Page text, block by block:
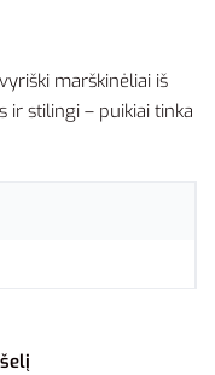
marškinėliai iš
ir stilingi – puikiai tinka